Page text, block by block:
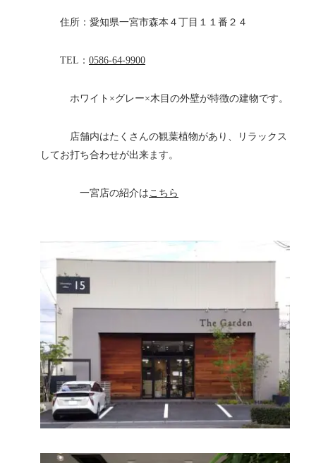
住所：愛知県一宮市森本４丁目１１番２４
TEL： 0586-64-9900
ホワイト×グレー×木目の外壁が特徴の建物です。
店舗内はたくさんの観葉植物があり、リラックス
してお打ち合わせが出来ます。
一宮店の紹介はこちら